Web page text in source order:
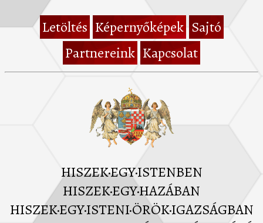
Letöltés Képernyőképek Sajtó
Partnereink Kapcsolat
HISZEK·EGY·ISTENBEN
HISZEK·EGY·HAZÁBAN
HISZEK·EGY·ISTENI·ÖRÖK·IGAZSÁGBAN